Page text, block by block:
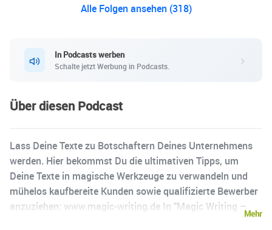
Alle Folgen ansehen (318)
In Podcasts werben
Schalte jetzt Werbung in Podcasts.
Über diesen Podcast
Lass Deine Texte zu Botschaftern Deines Unternehmens
werden. Hier bekommst Du die ultimativen Tipps, um
Deine Texte in magische Werkzeuge zu verwandeln und
mühelos kaufbereite Kunden sowie qualifizierte Bewerber
anzuziehen: www.magic-writing.de In "Magic Writing –
Mehr